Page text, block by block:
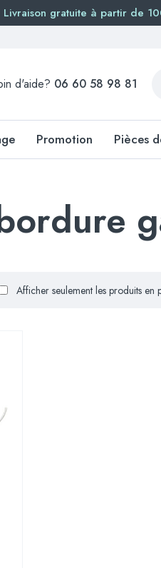
Livraison gratuite à partir de
d'aide? 06 60 58 98 81
Promotion Pièces
Afficher seulement les produits en